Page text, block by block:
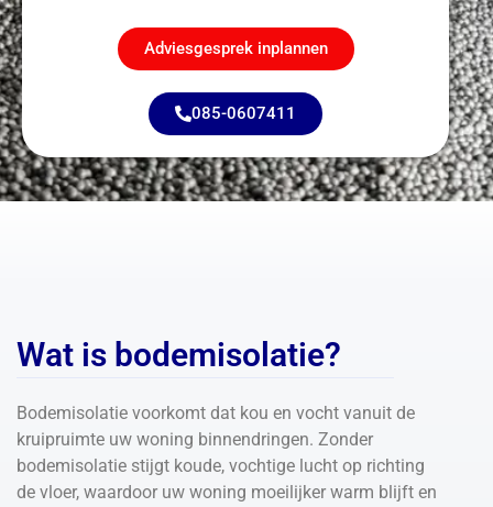
Adviesgesprek inplannen
085-0607411
Wat is bodemisolatie?
Bodemisolatie voorkomt dat kou en vocht vanuit de
kruipruimte uw woning binnendringen. Zonder
bodemisolatie stijgt koude, vochtige lucht op richting
de vloer, waardoor uw woning moeilijker warm blijft en